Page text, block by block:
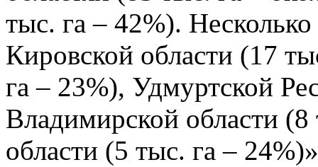
тыс. га – 42%).
Кировской области (17
га – 23%), Удмуртской
Владимирской области
области (5 тыс. га –